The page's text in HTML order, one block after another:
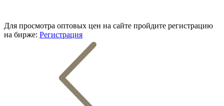
Для просмотра оптовых цен на сайте пройдите регистрацию
на бирже: Регистрация